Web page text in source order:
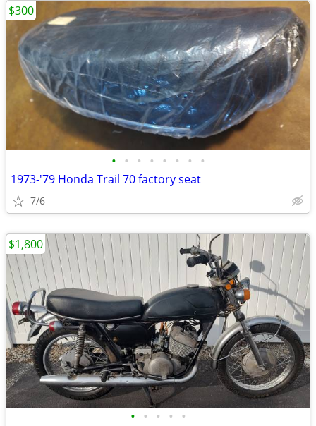
• • • • • • • •
1973-'79 Honda Trail 70 factory seat
7/6
$300
• • • • •
$1,800